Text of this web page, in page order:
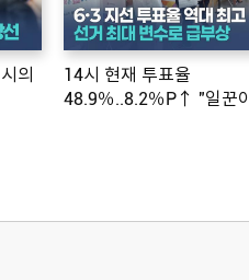
의
14시 현재 투표율
48.9％..8.2％P↑ "일꾼이